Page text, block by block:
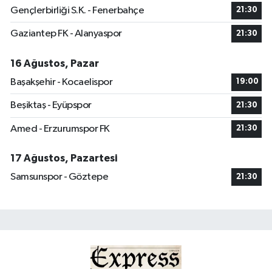
Gençlerbirliği S.K. - Fenerbahçe 21:30
Gaziantep FK - Alanyaspor 21:30
16 Ağustos, Pazar
Başakşehir - Kocaelispor
19:00
Beşiktaş - Eyüpspor 21:30
Amed - Erzurumspor FK 21:30
17 Ağustos, Pazartesi
Samsunspor - Göztepe
21:30